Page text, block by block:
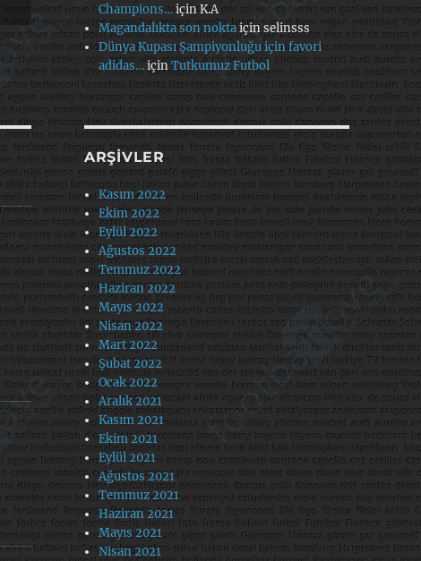
Champions…içinK.A
Magandalıkta son noktaiçinselinsss
Dünya Kupası Şampiyonluğu için favori
adidas…içinTutkumuz Futbol
ARŞIVLER
Kasım 2022
Ekim 2022
Eylül 2022
Ağustos 2022
Temmuz 2022
Haziran 2022
Mayıs 2022
Nisan 2022
Mart 2022
Şubat 2022
Ocak 2022
Aralık 2021
Kasım 2021
Ekim 2021
Eylül 2021
Ağustos 2021
Temmuz 2021
Haziran 2021
Mayıs 2021
Nisan 2021